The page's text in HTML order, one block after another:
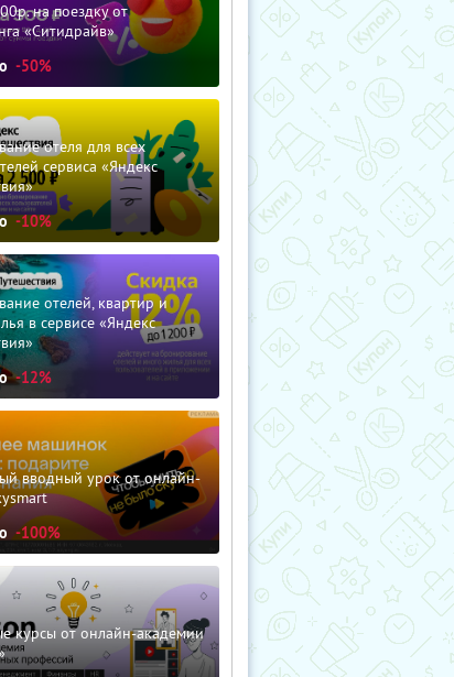
на поездку от
«Ситидрайв»
-50%
отеля для всех
сервиса «Яндекс
-10%
отелей, квартир и
в сервисе «Яндекс
-12%
вводный урок от онлайн-
-100%
курсы от онлайн-академии